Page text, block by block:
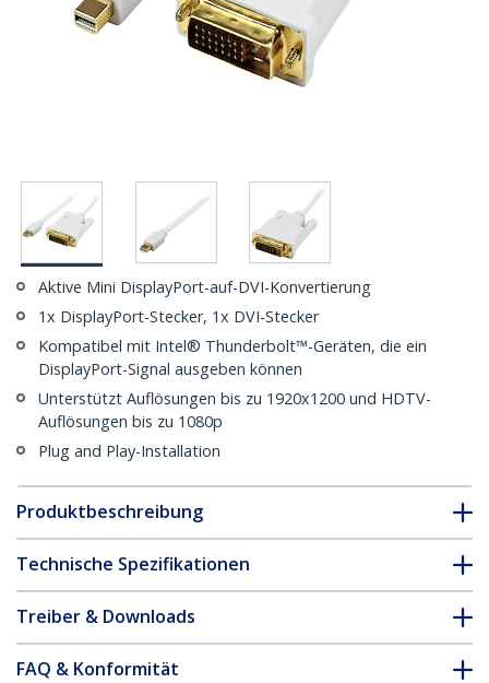
Aktive Mini DisplayPort-auf-DVI-Konvertierung
1x DisplayPort-Stecker, 1x DVI-Stecker
Kompatibel mit Intel® Thunderbolt™-Geräten, die ein
DisplayPort-Signal ausgeben können
Unterstützt Auflösungen bis zu 1920x1200 und HDTV-
Auflösungen bis zu 1080p
Plug and Play-Installation
Produktbeschreibung
Technische Spezifikationen
Treiber & Downloads
FAQ & Konformität